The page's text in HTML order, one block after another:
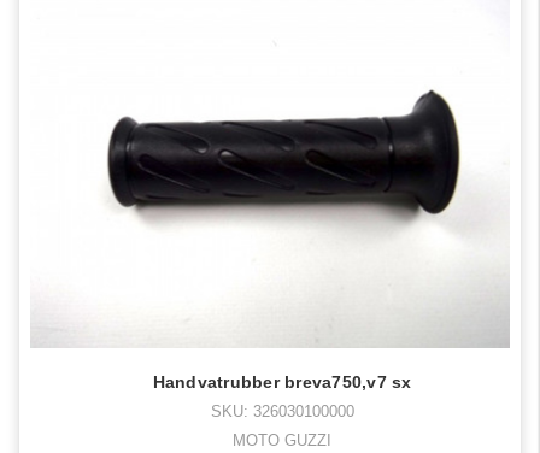
Handvatrubber breva750,v7 sx
SKU: 326030100000
MOTO GUZZI